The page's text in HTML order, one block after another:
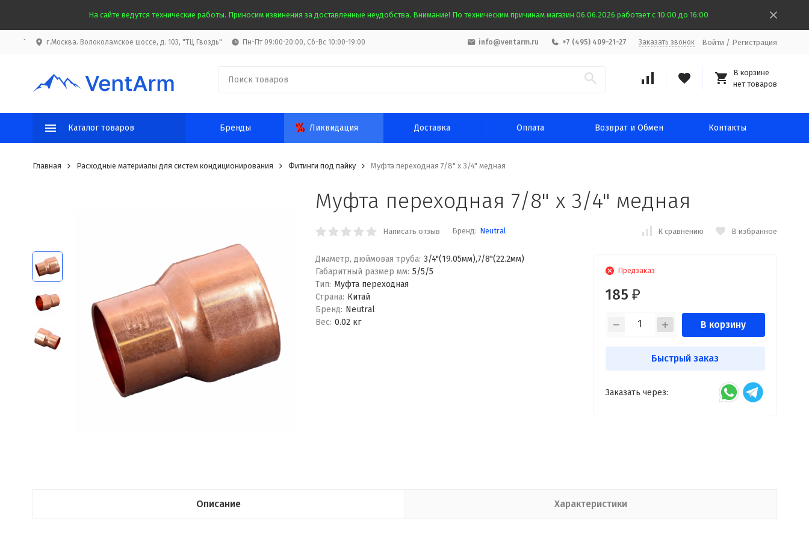
На сайте ведутся технические работы. Приносим извинения за доставленные неудобства. Внимание! По техническим причинам магазин 06.06.2026 работает с 10:00 до 16:00
` г.Москва. Волоколамское шоссе, д. 103, "ТЦ Гвоздь" Пн-Пт 09:00-20:00, Сб-Вс 10:00-19:00 info@ventarm.ru +7 (495) 409-21-27 Заказать звонок Войти / Регистрация
В корзине
нет товаров
Каталог товаров Бренды Ликвидация Доставка Оплата Возврат и Обмен Контакты
Главная Расходные материалы для систем кондиционирования Фитинги под пайку Муфта переходная 7/8" х 3/4" медная
Муфта переходная 7/8" х 3/4" медная
Написать отзыв Бренд: Neutral К сравнению В избранное
Диаметр, дюймовая труба: 3/4"(19.05мм),7/8"(22.2мм)
Габаритный размер мм: 5/5/5
Тип: Муфта переходная
Страна: Китай
Бренд: Neutral
Вес: 0.02 кг
Предзаказ
185 ₽
В корзину
Быстрый заказ
Заказать через:
Описание Характеристики